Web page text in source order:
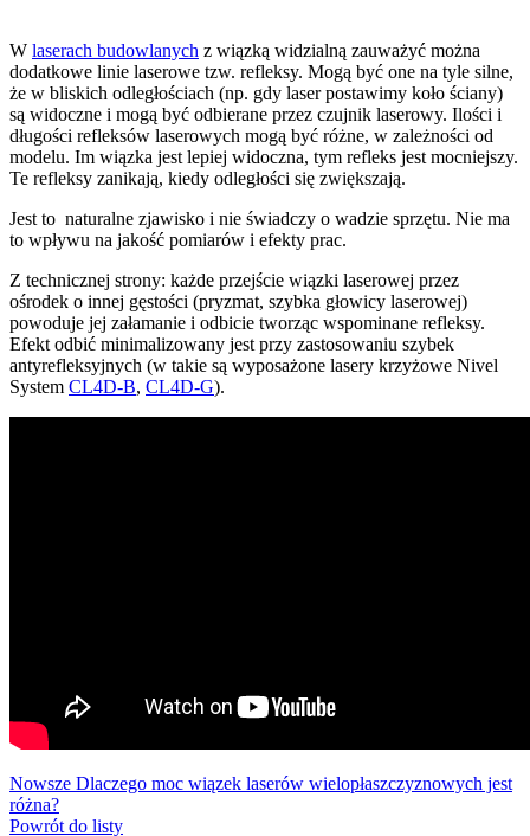
W laserach budowlanych z wiązką widzialną zauważyć można
dodatkowe linie laserowe tzw. refleksy. Mogą być one na tyle silne,
że w bliskich odległościach (np. gdy laser postawimy koło ściany)
są widoczne i mogą być odbierane przez czujnik laserowy. Ilości i
długości refleksów laserowych mogą być różne, w zależności od
modelu. Im wiązka jest lepiej widoczna, tym refleks jest mocniejszy.
Te refleksy zanikają, kiedy odległości się zwiększają.
Jest to naturalne zjawisko i nie świadczy o wadzie sprzętu. Nie ma
to wpływu na jakość pomiarów i efekty prac.
Z technicznej strony: każde przejście wiązki laserowej przez
ośrodek o innej gęstości (pryzmat, szybka głowicy laserowej)
powoduje jej załamanie i odbicie tworząc wspominane refleksy.
Efekt odbić minimalizowany jest przy zastosowaniu szybek
antyrefleksyjnych (w takie są wyposażone lasery krzyżowe Nivel
System CL4D-B, CL4D-G).
Nowsze Dlaczego moc wiązek laserów wielopłaszczyznowych jest
różna?
Powrót do listy